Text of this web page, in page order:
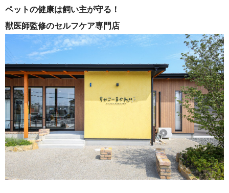
ペットの健康は飼い主が守る！
獣医師監修のセルフケア専門店